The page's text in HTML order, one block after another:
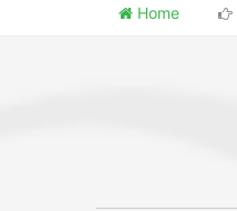
Home